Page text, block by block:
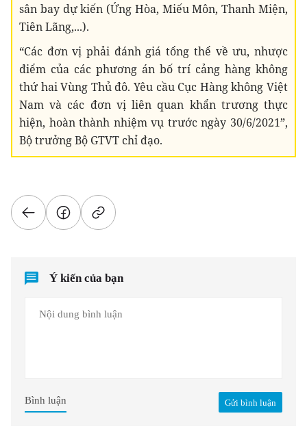
sân bay dự kiến (Ứng Hòa, Miếu Môn, Thanh Miện,
Tiên Lãng,...).
“Các đơn vị phải đánh giá tổng thể về ưu, nhược
điểm của các phương án bố trí cảng hàng không
thứ hai Vùng Thủ đô. Yêu cầu Cục Hàng không Việt
Nam và các đơn vị liên quan khẩn trương thực
hiện, hoàn thành nhiệm vụ trước ngày 30/6/2021”,
Bộ trưởng Bộ GTVT chỉ đạo.
Ý kiến của bạn
Gửi bình luận
Bình luận